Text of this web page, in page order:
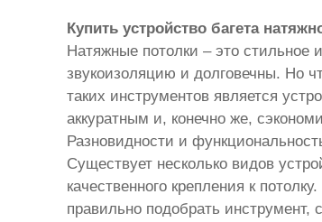
Купить устройство багета
Натяжные потолки – это
звукоизоляцию и долговечны. Но
таких инструментов является
аккуратным и, конечно же,
Разновидности и
Существует несколько видов
качественного крепления к
правильно подобрать